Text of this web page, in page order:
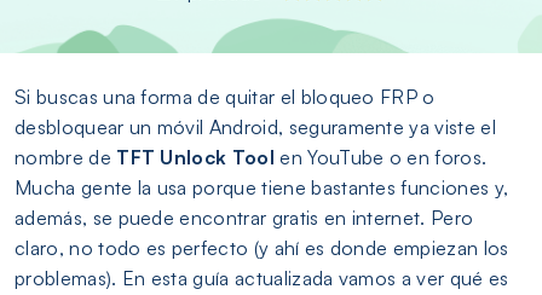
Si buscas una forma de quitar el bloqueo FRP o
desbloquear un móvil Android, seguramente ya viste el
nombre de TFT Unlock Tool en YouTube o en foros.
Mucha gente la usa porque tiene bastantes funciones y,
además, se puede encontrar gratis en internet. Pero
claro, no todo es perfecto (y ahí es donde empiezan los
problemas). En esta guía actualizada vamos a ver qué es